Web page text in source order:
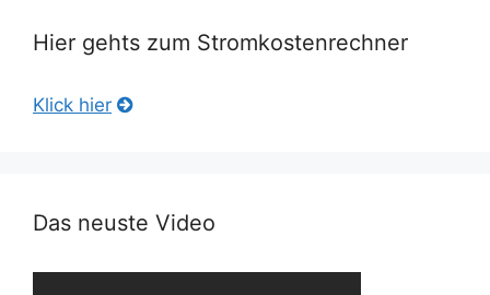
Hier gehts zum Stromkostenrechner
Klick hier
Das neuste Video